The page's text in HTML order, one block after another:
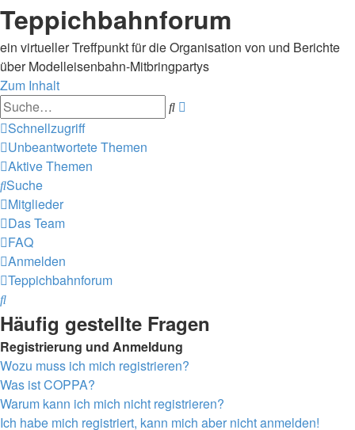
Teppichbahnforum
ein virtueller Treffpunkt für die Organisation von und Berichte
über Modelleisenbahn-Mitbringpartys
Zum Inhalt
Suche
Schnellzugriff
Unbeantwortete Themen
Aktive Themen
Suche
Mitglieder
Das Team
FAQ
Anmelden
Teppichbahnforum
Suche
Häufig gestellte Fragen
Registrierung und Anmeldung
Wozu muss ich mich registrieren?
Was ist COPPA?
Warum kann ich mich nicht registrieren?
Ich habe mich registriert, kann mich aber nicht anmelden!